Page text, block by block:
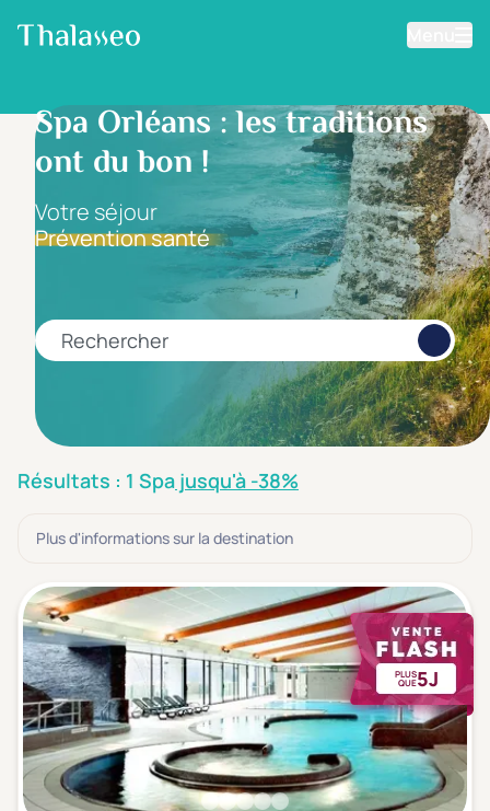
Aller au contenu principal
Spa Orléans : les traditions
ont du bon !
Votre séjour
Prévention santé
Rechercher
Filtrer les résultats
Fourchette de prix
Prix par personne
Maximum
5 étoiles *****
(0)
Note de nos clients
D'après notre partenaire Avis-Vérifiés
Parfait: 4.5+
(0)
Excellent: 4+
(1)
Très bien: 3.5+
(0)
Envie de
Bord de mer
(0)
Résultats : 1 Spa jusqu'à -38%
Plus d'informations sur la destination
PLUS
QUE5J